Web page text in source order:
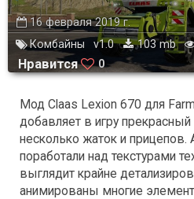
16 февраля 2019 г.
Комбайны
v1.0 103 mb
Нравится 0
Мод Claas Lexion 670 для
добавляет в игру
несколько жаток и
поработали над текстурами
выглядит крайне
анимированы многие